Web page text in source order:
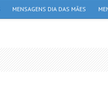
MENSAGENS DIA DAS MÃES